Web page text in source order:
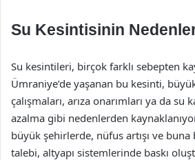
Su Kesintisinin
Su kesintileri, birçok farklı sebepten
Ümraniye’de yaşanan bu kesinti,
çalışmaları, arıza onarımları ya da su
azalma gibi nedenlerden
büyük şehirlerde, nüfus artışı ve buna
talebi, altyapı sistemlerinde baskı